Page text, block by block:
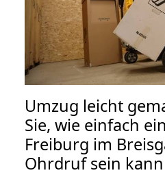
Umzug leicht
Sie, wie einfach
Freiburg im
Ohrdruf sein kann